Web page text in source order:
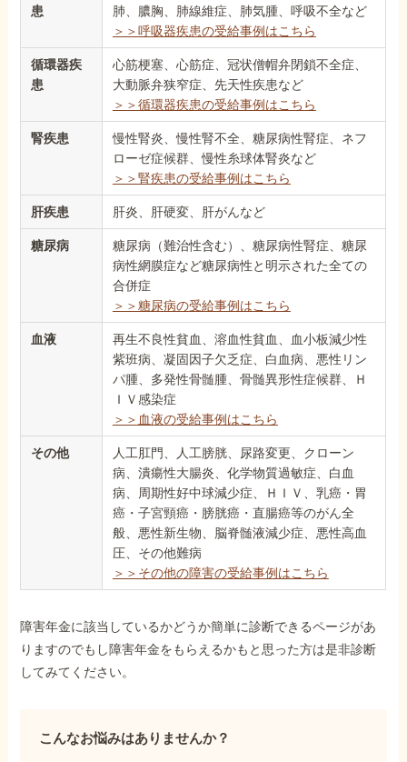
患
肺、膿胸、肺線維症、肺気腫、呼吸不全など
＞＞呼吸器疾患の受給事例はこちら
循環器疾
患
心筋梗塞、心筋症、冠状僧帽弁閉鎖不全症、
大動脈弁狭窄症、先天性疾患など
＞＞循環器疾患の受給事例はこちら
腎疾患
慢性腎炎、慢性腎不全、糖尿病性腎症、ネフ
ローゼ症候群、慢性糸球体腎炎など
＞＞腎疾患の受給事例はこちら
肝疾患 肝炎、肝硬変、肝がんなど
糖尿病
糖尿病（難治性含む）、糖尿病性腎症、糖尿
病性網膜症など糖尿病性と明示された全ての
合併症
＞＞糖尿病の受給事例はこちら
血液
再生不良性貧血、溶血性貧血、血小板減少性
紫班病、凝固因子欠乏症、白血病、悪性リン
パ腫、多発性骨髄腫、骨髄異形性症候群、Ｈ
ＩＶ感染症
＞＞血液の受給事例はこちら
その他
人工肛門、人工膀胱、尿路変更、クローン
病、潰瘍性大腸炎、化学物質過敏症、白血
病、周期性好中球減少症、ＨＩＶ、乳癌・胃
癌・子宮頸癌・膀胱癌・直腸癌等のがん全
般、悪性新生物、脳脊髄液減少症、悪性高血
圧、その他難病
＞＞その他の障害の受給事例はこちら
障害年金に該当しているかどうか簡単に診断できるページがあ
りますのでもし障害年金をもらえるかもと思った方は是非診断
してみてください。
こんなお悩みはありませんか？